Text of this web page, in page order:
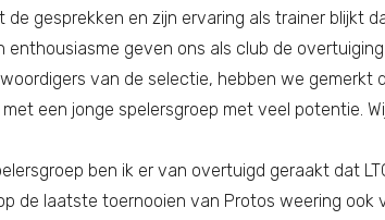
gesprekken en zijn ervaring als trainer blijkt
geven ons als club de
van de selectie, hebben we gemerkt
een jonge spelersgroep met veel potentie.
ben ik er van overtuigd geraakt dat
de laatste toernooien van Protos weering ook